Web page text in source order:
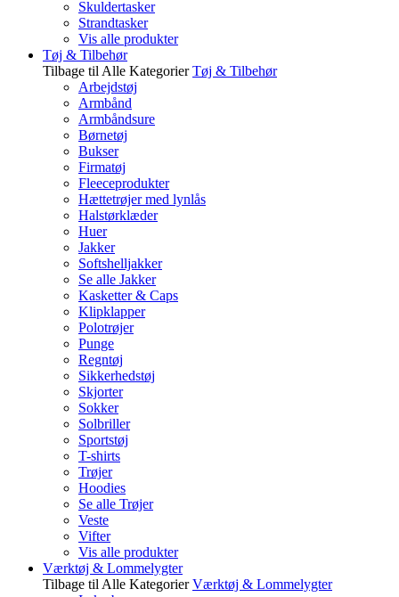
Skuldertasker
Strandtasker
Vis alle produkter
Tøj & Tilbehør
Tilbage til Alle Kategorier Tøj & Tilbehør
Arbejdstøj
Armbånd
Armbåndsure
Børnetøj
Bukser
Firmatøj
Fleeceprodukter
Hættetrøjer med lynlås
Halstørklæder
Huer
Jakker
Softshelljakker
Se alle Jakker
Kasketter & Caps
Klipklapper
Polotrøjer
Punge
Regntøj
Sikkerhedstøj
Skjorter
Sokker
Solbriller
Sportstøj
T-shirts
Trøjer
Hoodies
Se alle Trøjer
Veste
Vifter
Vis alle produkter
Værktøj & Lommelygter
Tilbage til Alle Kategorier Værktøj & Lommelygter